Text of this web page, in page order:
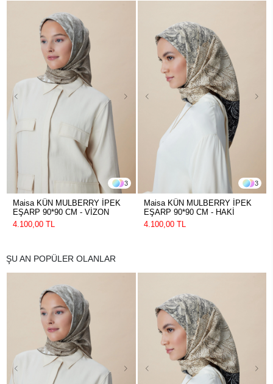
3
Maisa KÜN MULBERRY İPEK
EŞARP 90*90 CM - VİZON
4.100,00 TL
3
Maisa KÜN MULBERRY İPEK
EŞARP 90*90 CM - HAKİ
4.100,00 TL
ŞU AN POPÜLER OLANLAR